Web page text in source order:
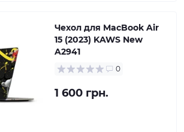
Чехол для MacBook Air
15 (2023) KAWS New
A2941
0
1 600 грн.